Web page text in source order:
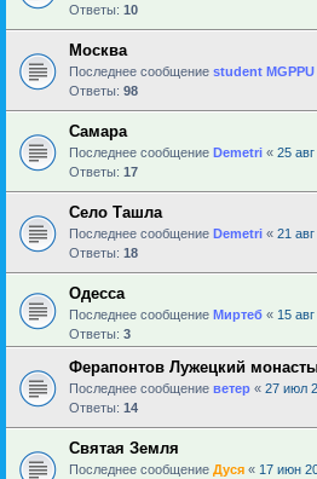
Ответы: 10
Москва
Последнее сообщение student MGPPU
Ответы: 98
Самара
Последнее сообщение Demetri « 25
Ответы: 17
Село Ташла
Последнее сообщение Demetri « 21
Ответы: 18
Одесса
Последнее сообщение Миртеб « 15
Ответы: 3
Ферапонтов Лужецкий
Последнее сообщение ветер « 27 июл
Ответы: 14
Святая Земля
Последнее сообщение Дуся « 17 июн